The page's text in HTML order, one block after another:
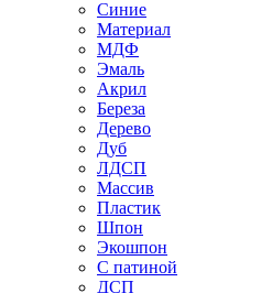
Синие
Материал
МДФ
Эмаль
Акрил
Береза
Дерево
Дуб
ЛДСП
Массив
Пластик
Шпон
Экошпон
С патиной
ДСП